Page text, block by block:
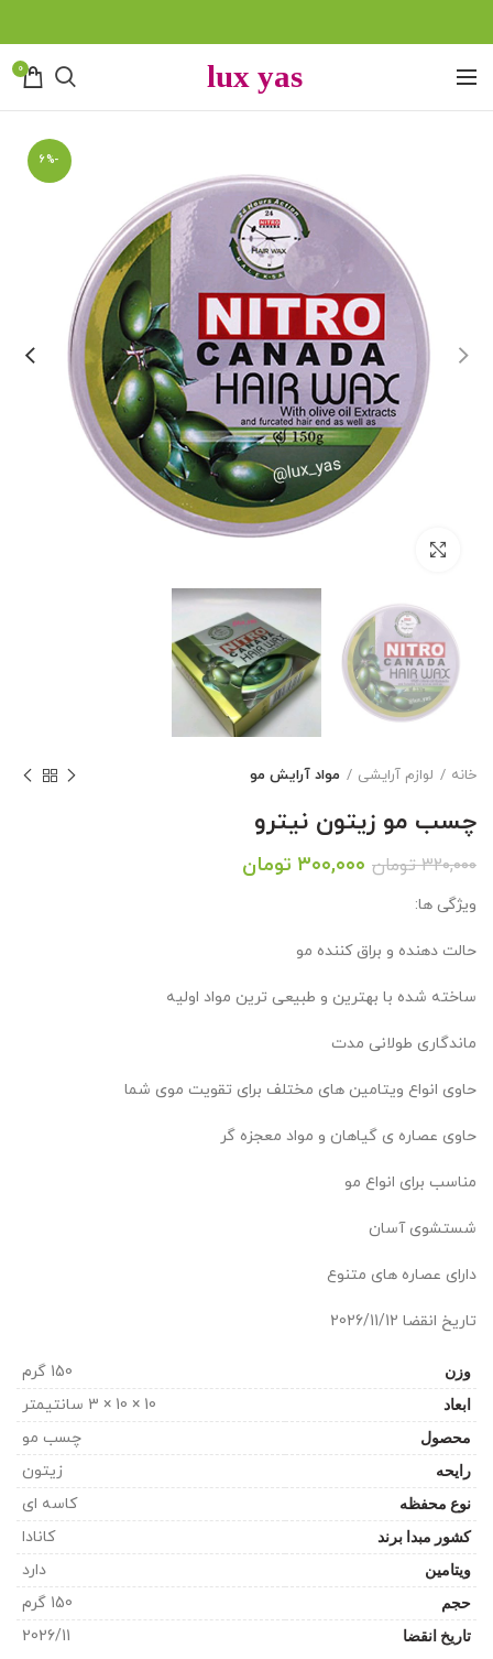
0
-6%
خانه لوازم آرایشی مواد آرایش مو
چسب مو زیتون نیترو
۳۲۰,۰۰۰ تومان قیمت
۳۰۰,۰۰۰ تومان
ویژگی ها:
حالت دهنده و براق کننده مو
ساخته شده با بهترین و طبیعی ترین مواد اولیه
ماندگاری طولانی مدت
حاوی انواع ویتامین های مختلف برای تقویت موی شما
حاوی عصاره ی گیاهان و مواد معجزه گر
مناسب برای انواع مو
شستشوی آسان
دارای عصاره های متنوع
تاریخ انقضا 2026/11/12
وزن 150 گرم
ابعاد 10 × 10 × 3 سانتیمتر
محصول چسب مو
رایحه زیتون
نوع محفظه کاسه ای
کشور مبدا برند کانادا
ویتامین دارد
حجم 150 گرم
تاریخ انقضا 2026/11